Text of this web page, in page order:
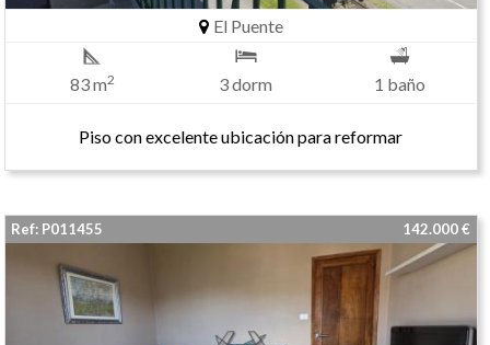
El Puente
83 m2 3 dorm 1 baño
Piso con excelente ubicación para reformar
Ref: P011455 142.000 €